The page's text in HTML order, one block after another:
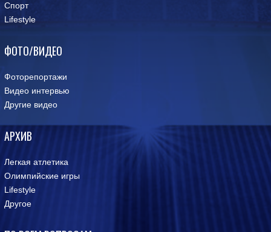
Спорт
Lifestyle
ФОТО/ВИДЕО
Фоторепортажи
Видео интервью
Другие видео
АРХИВ
Легкая атлетика
Олимпийские игры
Lifestyle
Другое